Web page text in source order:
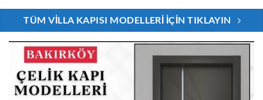
TÜM VILLA KAPISI MODELLERI İÇIN TIKLAYIN